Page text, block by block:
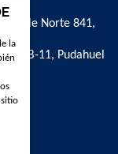
Valle Norte 841,
B-11, Pudahuel
la